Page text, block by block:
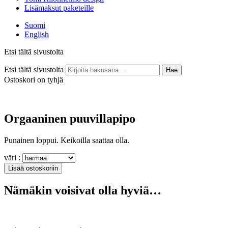
Lisämaksut paketeille
Suomi
English
Etsi tältä sivustolta
Etsi tältä sivustolta Hae
Ostoskori on tyhjä
Orgaaninen puuvillapipo
Punainen loppui. Keikoilla saattaa olla.
väri :
Nämäkin voisivat olla hyviä…